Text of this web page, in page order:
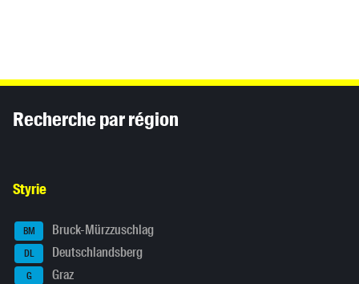
Recherche par région
Styrie
BM Bruck-Mürzzuschlag
DL Deutschlandsberg
G Graz